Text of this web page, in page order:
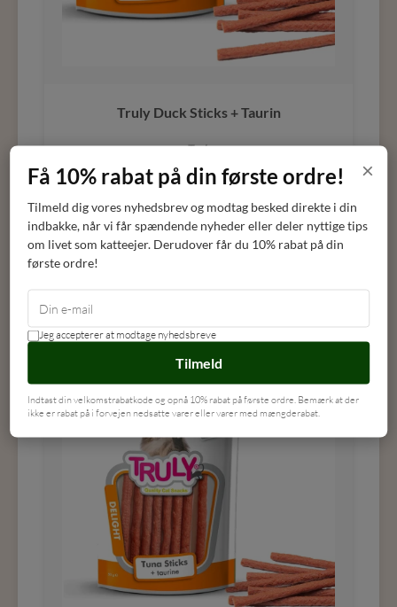
Truly Duck Sticks + Taurin
Truly
DKK 22,00
LÆG I KURV
×
Få 10% rabat på din første ordre!
Tilmeld dig vores nyhedsbrev og modtag besked direkte i din
indbakke, når vi får spændende nyheder eller deler nyttige tips
om livet som katteejer. Derudover får du 10% rabat på din
første ordre!
Jeg accepterer at modtage nyhedsbreve
Tilmeld
Indtast din velkomstrabatkode og opnå 10% rabat på første ordre. Bemærk at der
ikke er rabat på i forvejen nedsatte varer eller varer med mængderabat.